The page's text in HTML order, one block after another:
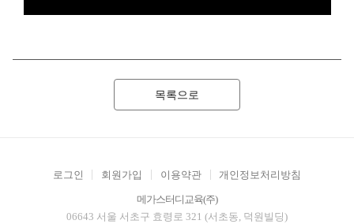
목록으로
로그인 회원가입 이용약관 개인정보처리방침
메가스터디교육(주)
06643 서울 서초구 효령로 321 (서초동, 덕원빌딩)